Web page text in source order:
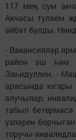
117 мең сум
Акчасы тулаем
әйбәт булды.
- Вакансияләр
район эш һәм
Заһидуллин. -
арасында югары
алучылар,
табып бетермәсә
үзләрен
торучы